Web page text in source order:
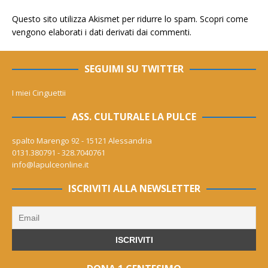
Questo sito utilizza Akismet per ridurre lo spam. Scopri come
vengono elaborati i dati derivati dai commenti.
SEGUIMI SU TWITTER
I miei Cinguettii
ASS. CULTURALE LA PULCE
spalto Marengo 92 - 15121 Alessandria
0131.380791 - 328.7040761
info@lapulceonline.it
ISCRIVITI ALLA NEWSLETTER